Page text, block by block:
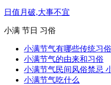
日值月破,大事不宜
小满 节日 习俗
小满节气有哪些传统习俗
小满节气的由来和习俗
小满节气民间风俗禁忌
小满节气吃什么